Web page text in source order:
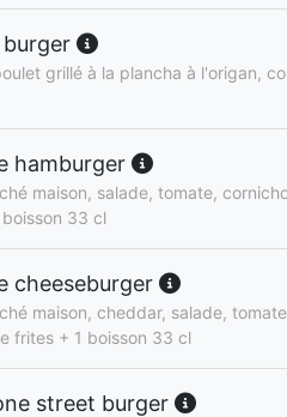
grillé à la plancha à l'origan,
hamburger
maison, salade, tomate,
33 cl
cheeseburger
maison, cheddar, salade,
frites + 1 boisson 33 cl
street burger